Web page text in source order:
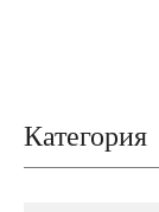
Категория